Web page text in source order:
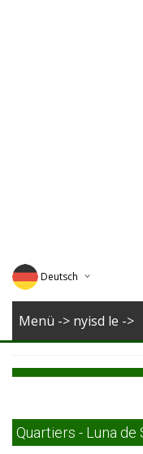
Deutsch
English
Menü -> nyisd le ->
Quartiers - Luna de